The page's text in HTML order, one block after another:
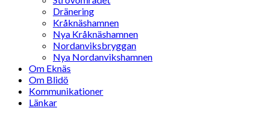
Dränering
Kråknäshamnen
Nya Kråknäshamnen
Nordanviksbryggan
Nya Nordanvikshamnen
Om Eknäs
Om Blidö
Kommunikationer
Länkar